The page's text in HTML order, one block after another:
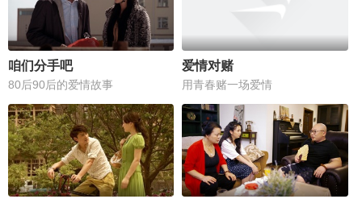
咱们分手吧
80后90后的爱情故事
爱情对赌
用青春赌一场爱情